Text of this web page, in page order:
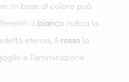
In base al colore può
il bianco indica la
eterna, il rosso la
e l’ammirazione.